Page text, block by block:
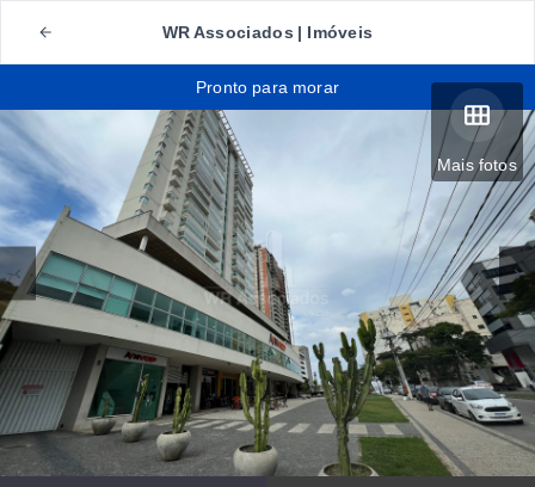
WR Associados | Imóveis
Mais fotos
Pronto para morar